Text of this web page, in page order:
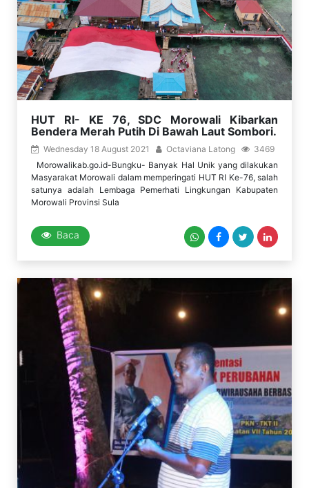
HUT RI- KE 76, SDC Morowali Kibarkan
Bendera Merah Putih Di Bawah Laut Sombori.
Wednesday 18 August 2021 Octaviana Latong
3469
Morowalikab.go.id-Bungku- Banyak Hal Unik yang dilakukan
Masyarakat Morowali dalam memperingati HUT RI Ke-76, salah
satunya adalah Lembaga Pemerhati Lingkungan Kabupaten
Morowali Provinsi Sula
Baca